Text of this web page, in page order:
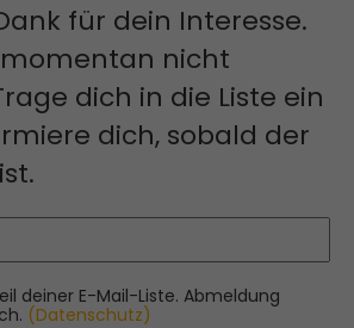
für dein Interesse.
momentan nicht
dich in die Liste ein
dich, sobald der
deiner E-Mail-Liste. Abmeldung
(Datenschutz)